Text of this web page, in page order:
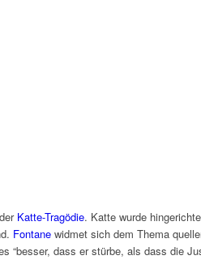
Katte-Tragö­die. Katte wurde
Fontane widmet sich dem Thema
“besser, dass er stürbe, als dass die